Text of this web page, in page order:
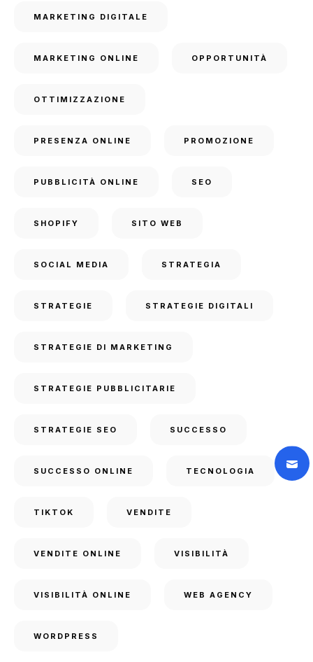
MARKETING DIGITALE
MARKETING ONLINE OPPORTUNITÀ
OTTIMIZZAZIONE
PRESENZA ONLINE PROMOZIONE
PUBBLICITÀ ONLINE SEO
SHOPIFY SITO WEB
SOCIAL MEDIA STRATEGIA
STRATEGIE STRATEGIE DIGITALI
STRATEGIE DI MARKETING
STRATEGIE PUBBLICITARIE
STRATEGIE SEO SUCCESSO
SUCCESSO ONLINE TECNOLOGIA
TIKTOK VENDITE
VENDITE ONLINE VISIBILITÀ
VISIBILITÀ ONLINE WEB AGENCY
WORDPRESS